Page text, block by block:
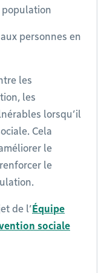
population
personnes en
les
les
lorsqu’il
Cela
le
le
de l’ Équipe
sociale